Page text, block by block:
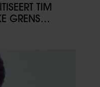
TIM
GRENS